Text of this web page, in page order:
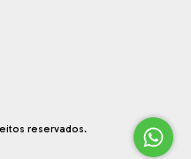
reservados.